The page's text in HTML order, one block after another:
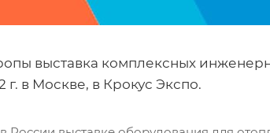
выставка комплексных
в Москве, в Крокус Экспо.